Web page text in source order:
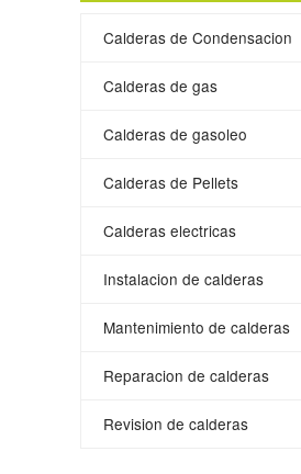
Calderas de Condensacion
Calderas de gas
Calderas de gasoleo
Calderas de Pellets
Calderas electricas
Instalacion de calderas
Mantenimiento de calderas
Reparacion de calderas
Revision de calderas